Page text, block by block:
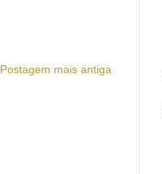
Postagem mais antiga